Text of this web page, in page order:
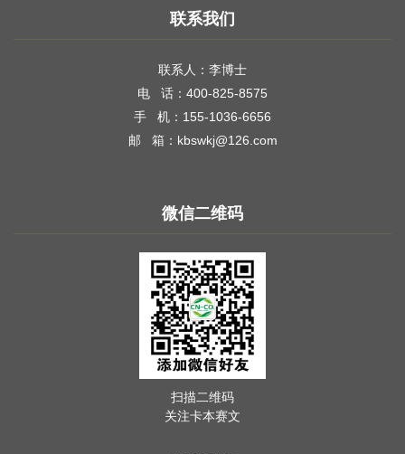
联系我们
联系人：李博士
电 话：400-825-8575
手 机：155-1036-6656
邮 箱：kbswkj@126.com
微信二维码
扫描二维码
关注卡本赛文